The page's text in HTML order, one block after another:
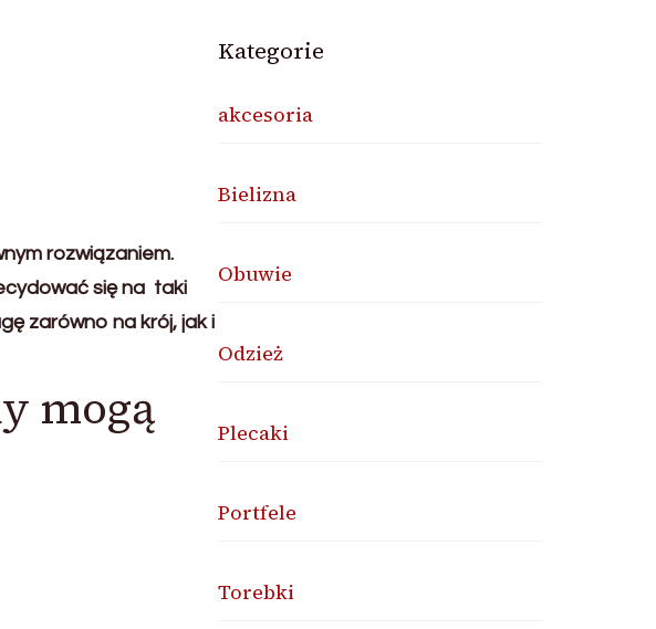
rozwiązaniem.
się na taki
zarówno na krój, jak i
mogą
Kategorie
akcesoria
Bielizna
Obuwie
Odzież
Plecaki
Portfele
Torebki